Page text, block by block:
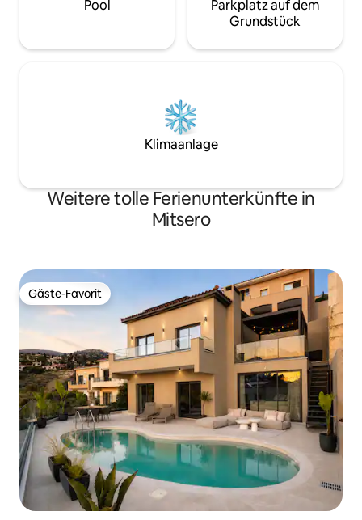
Pool
Parkplatz auf dem
Grundstück
Klimaanlage
Weitere tolle Ferienunterkünfte in
Mitsero
Gäste-Favorit
Gäste-Favorit